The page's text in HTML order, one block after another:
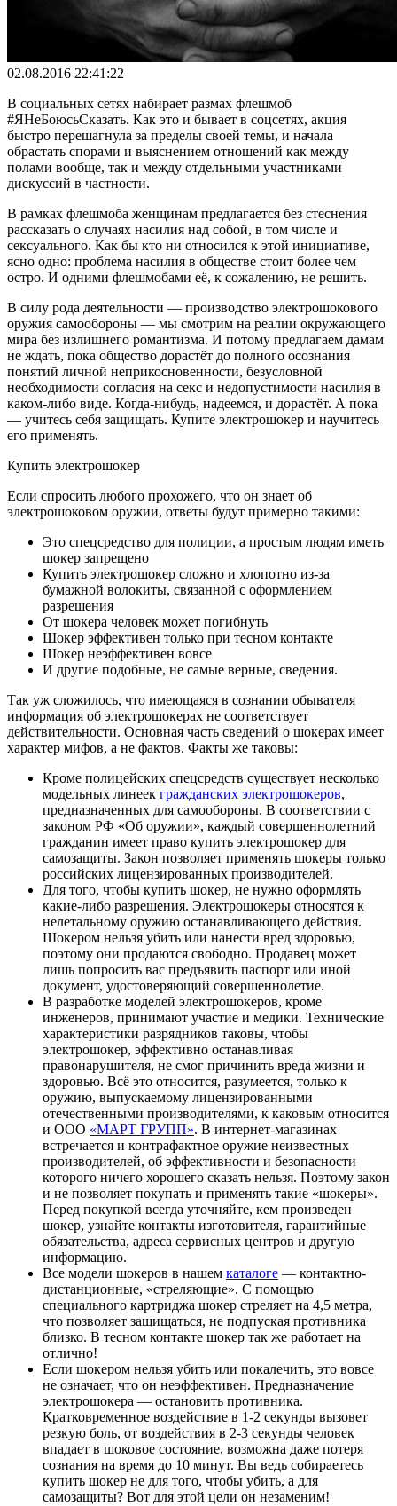
02.08.2016 22:41:22
В социальных сетях набирает размах флешмоб
#ЯНеБоюсьСказать. Как это и бывает в соцсетях, акция
быстро перешагнула за пределы своей темы, и начала
обрастать спорами и выяснением отношений как между
полами вообще, так и между отдельными участниками
дискуссий в частности.
В рамках флешмоба женщинам предлагается без стеснения
рассказать о случаях насилия над собой, в том числе и
сексуального. Как бы кто ни относился к этой инициативе,
ясно одно: проблема насилия в обществе стоит более чем
остро. И одними флешмобами её, к сожалению, не решить.
В силу рода деятельности — производство электрошокового
оружия самообороны — мы смотрим на реалии окружающего
мира без излишнего романтизма. И потому предлагаем дамам
не ждать, пока общество дорастёт до полного осознания
понятий личной неприкосновенности, безусловной
необходимости согласия на секс и недопустимости насилия в
каком-либо виде. Когда-нибудь, надеемся, и дорастёт. А пока
— учитесь себя защищать. Купите электрошокер и научитесь
его применять.
Купить электрошокер
Если спросить любого прохожего, что он знает об
электрошоковом оружии, ответы будут примерно такими:
Это спецсредство для полиции, а простым людям иметь
шокер запрещено
Купить электрошокер сложно и хлопотно из-за
бумажной волокиты, связанной с оформлением
разрешения
От шокера человек может погибнуть
Шокер эффективен только при тесном контакте
Шокер неэффективен вовсе
И другие подобные, не самые верные, сведения.
Так уж сложилось, что имеющаяся в сознании обывателя
информация об электрошокерах не соответствует
действительности. Основная часть сведений о шокерах имеет
характер мифов, а не фактов. Факты же таковы:
Кроме полицейских спецсредств существует несколько
модельных линеек гражданских электрошокеров,
предназначенных для самообороны. В соответствии с
законом РФ «Об оружии», каждый совершеннолетний
гражданин имеет право купить электрошокер для
самозащиты. Закон позволяет применять шокеры только
российских лицензированных производителей.
Для того, чтобы купить шокер, не нужно оформлять
какие-либо разрешения. Электрошокеры относятся к
нелетальному оружию останавливающего действия.
Шокером нельзя убить или нанести вред здоровью,
поэтому они продаются свободно. Продавец может
лишь попросить вас предъявить паспорт или иной
документ, удостоверяющий совершеннолетие.
В разработке моделей электрошокеров, кроме
инженеров, принимают участие и медики. Технические
характеристики разрядников таковы, чтобы
электрошокер, эффективно останавливая
правонарушителя, не смог причинить вреда жизни и
здоровью. Всё это относится, разумеется, только к
оружию, выпускаемому лицензированными
отечественными производителями, к каковым относится
и ООО «МАРТ ГРУПП». В интернет-магазинах
встречается и контрафактное оружие неизвестных
производителей, об эффективности и безопасности
которого ничего хорошего сказать нельзя. Поэтому закон
и не позволяет покупать и применять такие «шокеры».
Перед покупкой всегда уточняйте, кем произведен
шокер, узнайте контакты изготовителя, гарантийные
обязательства, адреса сервисных центров и другую
информацию.
Все модели шокеров в нашем каталоге — контактно-
дистанционные, «стреляющие». C помощью
специального картриджа шокер стреляет на 4,5 метра,
что позволяет защищаться, не подпуская противника
близко. В тесном контакте шокер так же работает на
отлично!
Если шокером нельзя убить или покалечить, это вовсе
не означает, что он неэффективен. Предназначение
электрошокера — остановить противника.
Кратковременное воздействие в 1-2 секунды вызовет
резкую боль, от воздействия в 2-3 секунды человек
впадает в шоковое состояние, возможна даже потеря
сознания на время до 10 минут. Вы ведь собираетесь
купить шокер не для того, чтобы убить, а для
самозащиты? Вот для этой цели он незаменим!